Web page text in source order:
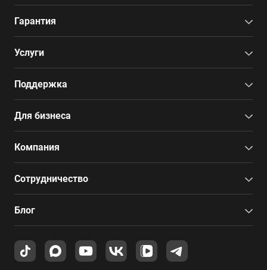
Гарантия
Услуги
Поддержка
Для бизнеса
Компания
Сотрудничество
Блог